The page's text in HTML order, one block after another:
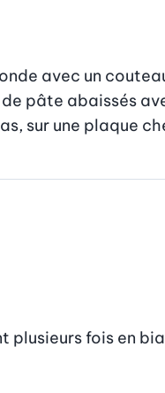
avec un
pâte abaissés
sur une plaque
fois en